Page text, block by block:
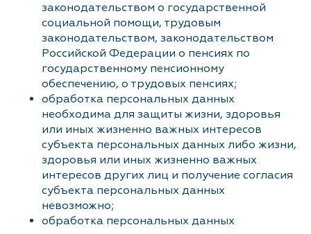
законодательством о государственной
социальной помощи, трудовым
законодательством, законодательством
Российской Федерации о пенсиях по
государственному пенсионному
обеспечению, о трудовых пенсиях;
обработка персональных данных
необходима для защиты жизни, здоровья
или иных жизненно важных интересов
субъекта персональных данных либо жизни,
здоровья или иных жизненно важных
интересов других лиц и получение согласия
субъекта персональных данных
невозможно;
обработка персональных данных